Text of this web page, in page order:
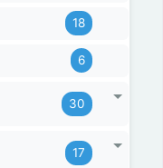
18
6
30
17